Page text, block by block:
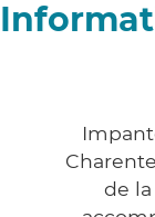
de la